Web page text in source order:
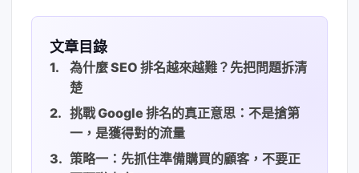
文章目錄
為什麼 SEO 排名越來越難？先把問題拆清
楚
挑戰 Google 排名的真正意思：不是搶第
一，是獲得對的流量
策略一：先抓住準備購買的顧客，不要正